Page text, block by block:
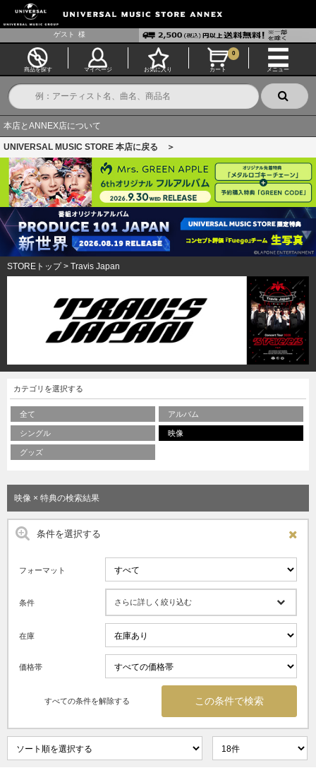
ゲスト 様
商品を探す マイページ お気に入り カート
0
メニュー
本店とANNEX店について
UNIVERSAL MUSIC STORE 本店に戻る ＞
STOREトップ> Travis Japan
カテゴリを選択する
全て アルバム
シングル 映像
グッズ
映像 × 特典の検索結果
条件を選択する
フォーマット
条件 さらに詳しく絞り込む
在庫
価格帯
すべての条件を解除する